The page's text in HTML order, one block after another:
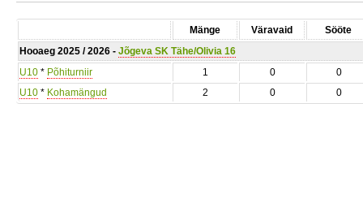
Mänge Väravaid
Sööte
Hooaeg 2025 / 2026 - Jõgeva SK Tähe/Olivia 16
U10 * Põhiturniir 1 0
0
U10 * Kohamängud 2 0 0